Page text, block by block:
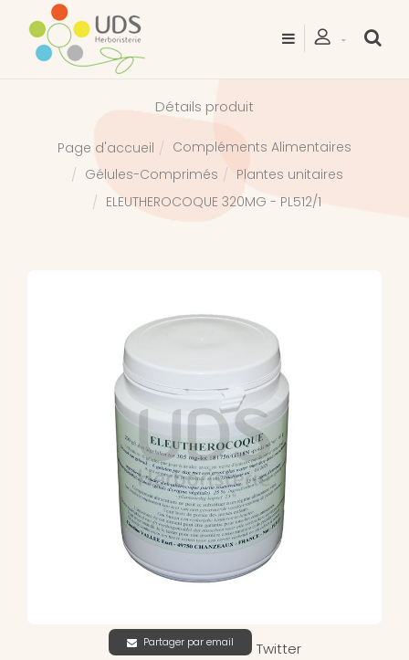
Détails produit
Page d'accueil
Compléments Alimentaires
Gélules-Comprimés
Plantes unitaires
ELEUTHEROCOQUE 320MG - PL512/1
Partager par email Twitter